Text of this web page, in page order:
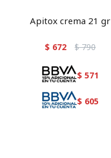
Apitox crema 21 gr
$ 672 $ 790
$ 571
$ 605